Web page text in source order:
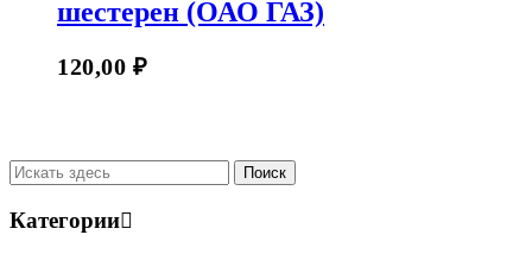
шестерен (ОАО ГАЗ)
120,00₽
Категории